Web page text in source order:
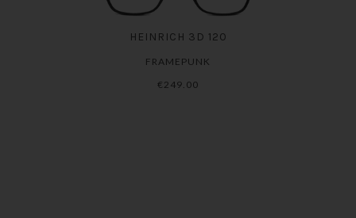
HEINRICH 3D 120
FRAMEPUNK
€249.00